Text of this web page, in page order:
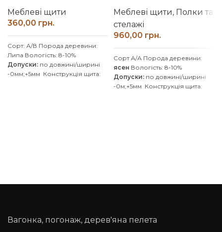
Меблеві щити
грн.
Сорт: А/В Порода деревини:
Липа Вологість: 8-10%
Допуски: по довжині/ширині
-0мм;+5мм Конструкція щита:
Меблеві щити, Полки та
стелажі
грн.
Сорт А/А Порода деревини:
ясен Вологість: 8-10%
Допуски: по довжині/ширині
-0м;+5мм Конструкція щита:
Delivery, Meest Express)
Вагонка, погонаж, дерев'яна пелета